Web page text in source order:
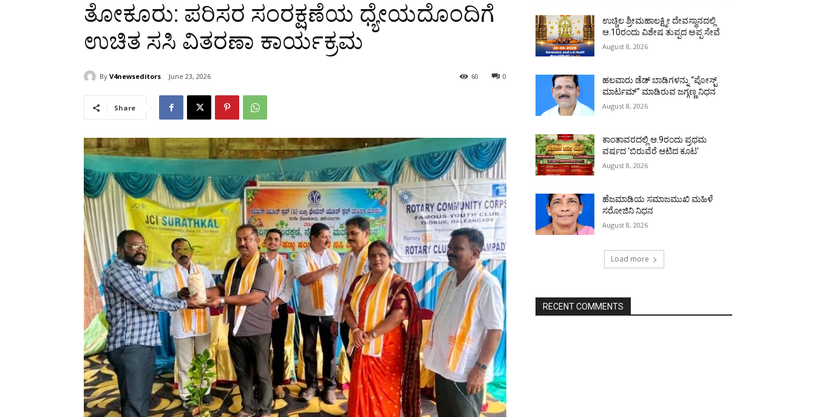
ತೋಕೂರು: ಪರಿಸರ ಸಂರಕ್ಷಣೆಯ ಧ್ಯೇಯದೊಂದಿಗೆ
ಉಚಿತ ಸಸಿ ವಿತರಣಾ ಕಾರ್ಯಕ್ರಮ
By V4newseditors June 23, 2026 0
60
Share
ಉಚ್ಚಿಲ ಶ್ರೀಮಹಾಲಕ್ಷ್ಮೀ ದೇವಸ್ಥಾನದಲ್ಲಿ
ಆ.10ರಂದು ವಿಶೇಷ ತುಪ್ಪದ ಅಪ್ಪ ಸೇವೆ
August 8, 2026
ಹಲವಾರು ಡೆಡ್ ಬಾಡಿಗಳನ್ನು “ಪೋಸ್ಟ್
ಮಾರ್ಟಮ್” ಮಾಡಿರುವ ಜಗ್ಗಣ್ಣ ನಿಧನ
August 8, 2026
ಕಾಂತಾವರದಲ್ಲಿ ಆ.9ರಂದು ಪ್ರಥಮ
ವರ್ಷದ ‘ಬಿರುವೆರೆ ಆಟಿದ ಕೂಟ’
August 8, 2026
ಹೆಜಮಾಡಿಯ ಸಮಾಜಮುಖಿ ಮಹಿಳೆ
ಸರೋಜಿನಿ ನಿಧನ
August 8, 2026
Load more
RECENT COMMENTS